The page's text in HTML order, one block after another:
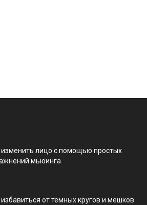
изменить лицо с помощью простых
мьюинга
избавиться от тёмных кругов и мешков